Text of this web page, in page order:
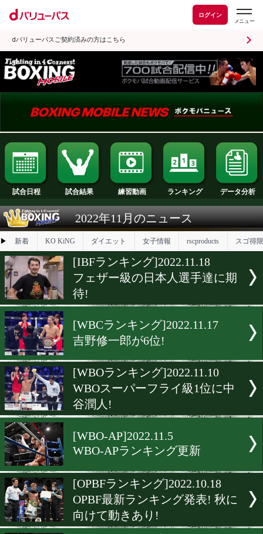
ログイン
dバリューパスご契約済みの方はこちら
試合日程 試合結果 練習動画 ランキング
2022年11月のニュース
▶ 新着 KO KiNG
[IBFランキング]2022.11.18
フェザー級の日本人選手達
[WBCランキング]2022.11.17
吉野修一郎が6位!
[WBOランキング
WBOスーパーフライ級1位
谷潤人!
[WBO-AP]2022.11.5